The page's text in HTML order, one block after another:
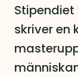
skriver en